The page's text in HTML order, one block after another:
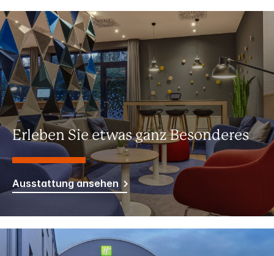
Erleben Sie etwas ganz Besonderes
Ausstattung ansehen